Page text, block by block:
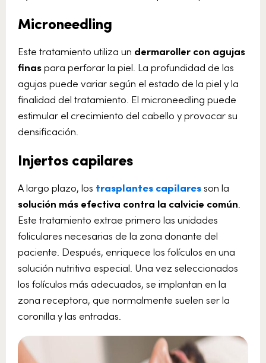
Microneedling
Este tratamiento utiliza un dermaroller con agujas
finaspara perforar la piel. La profundidad de las
agujas puede variar según el estado de la piel y la
finalidad del tratamiento. El microneedling puede
estimular el crecimiento del cabello y provocar su
densificación.
Injertos capilares
A largo plazo, los trasplantes capilaresson la
solución más efectiva contra la calvicie común
Este tratamiento extrae primero las unidades
foliculares necesarias de la zona donante del
paciente. Después, enriquece los folículos en una
solución nutritiva especial. Una vez seleccionados
los folículos más adecuados, se implantan en la
zona receptora, que normalmente suelen ser la
coronilla y las entradas.